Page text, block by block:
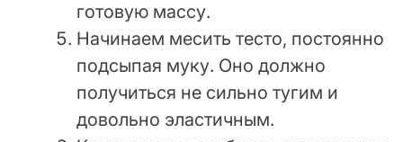
готовую массу.
Начинаем месить тесто, постоянно
подсыпая муку. Оно должно
получиться не сильно тугим и
довольно эластичным.